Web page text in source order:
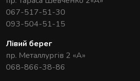
067-517-51-30
093-504-51-15
Лівий берег
пр. Металлургів 2 «А»
068-866-38-86